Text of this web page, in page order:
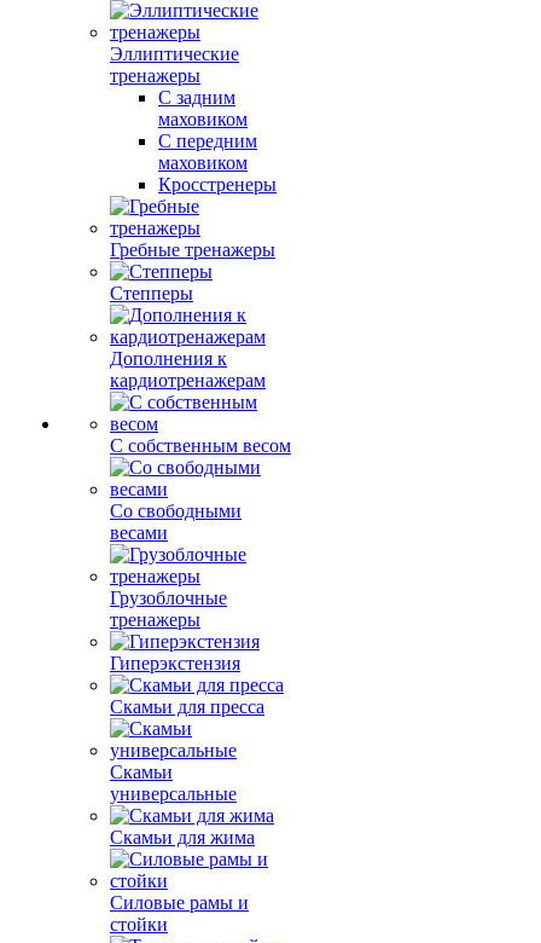
Эллиптические
тренажеры
С задним
маховиком
С передним
маховиком
Кросстренеры
Гребные тренажеры
Степперы
Дополнения к
кардиотренажерам
С собственным весом
Со свободными
весами
Грузоблочные
тренажеры
Гиперэкстензия
Скамьи для пресса
Скамьи
универсальные
Скамьи для жима
Силовые рамы и
стойки